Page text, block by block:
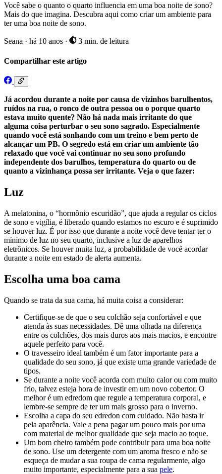
Você sabe o quanto o quarto influencia em uma boa noite de sono?
Mais do que imagina. Descubra aqui como criar um ambiente para
ter uma boa noite de sono.
Seana · há 10 anos · 3 min. de leitura
Compartilhar este artigo
Já acordou durante a noite por causa de vizinhos barulhentos,
ruídos na rua, o ronco de outra pessoa ou o porque quarto
estava muito quente? Não há nada mais irritante do que
alguma coisa perturbar o seu sono sagrado. Especialmente
quando você está sonhando com um treino e bem perto de
alcançar um PB. O segredo está em criar um ambiente tão
relaxado que você vai continuar no seu sono profundo
independente dos barulhos, temperatura do quarto ou de
quanto a vizinhança possa ser irritante. Veja o que fazer:
Luz
A melatonina, o “hormônio escuridão”, que ajuda a regular os ciclos
de sono e vigília, é liberado quando estamos no escuro e é suprimido
se houver luz. É por isso que durante a noite você deve tentar ter o
mínimo de luz no seu quarto, inclusive a luz de aparelhos
eletrônicos. Se houver muita luz, a probabilidade de você acordar
durante a noite em estado de alerta aumenta.
Escolha uma boa cama
Quando se trata da sua cama, há muita coisa a considerar:
Certifique-se de que o seu colchão seja confortável e que
atenda às suas necessidades. Dê uma olhada na diferença
entre os colchões, dos mais duros aos mais macios, e encontre
aquele perfeito para você.
O travesseiro ideal também é um fator importante para a
qualidade do seu sono, já que existe uma grande variedade de
tipos.
Se durante a noite você acorda com muito calor ou com muito
frio, talvez esteja hora de investir em um novo cobertor. O
melhor é um edredom que regule a temperatura corporal, e
lembre-se sempre de ter um mais grosso para o inverno.
Escolha a capa do seu edredon com cuidado. Não basta ir
pela aparência. Vale a pena pagar um pouco mais por uma
com material de melhor qualidade que seja macio ao toque.
Um bom cheiro também pode contribuir para uma boa noite
de sono. Use um detergente com um aroma fresco e não se
esqueça de mudar a sua roupa de cama regularmente, algo
muito importante, especialmente para a sua pele.